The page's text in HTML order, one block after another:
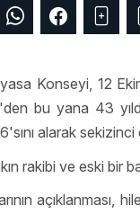
Konseyi, 12
bu yana 43
alarak
rakibi ve eski bir
açıklanması,